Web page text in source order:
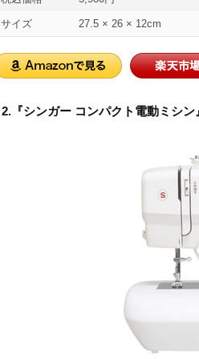
サイズ 27.5 × 26 × 12cm
2.『シンガー コンパクト電動ミシン